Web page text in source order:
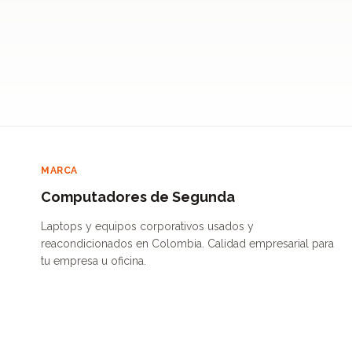
MARCA
Computadores de Segunda
Laptops y equipos corporativos usados y
reacondicionados en Colombia. Calidad empresarial para
tu empresa u oficina.